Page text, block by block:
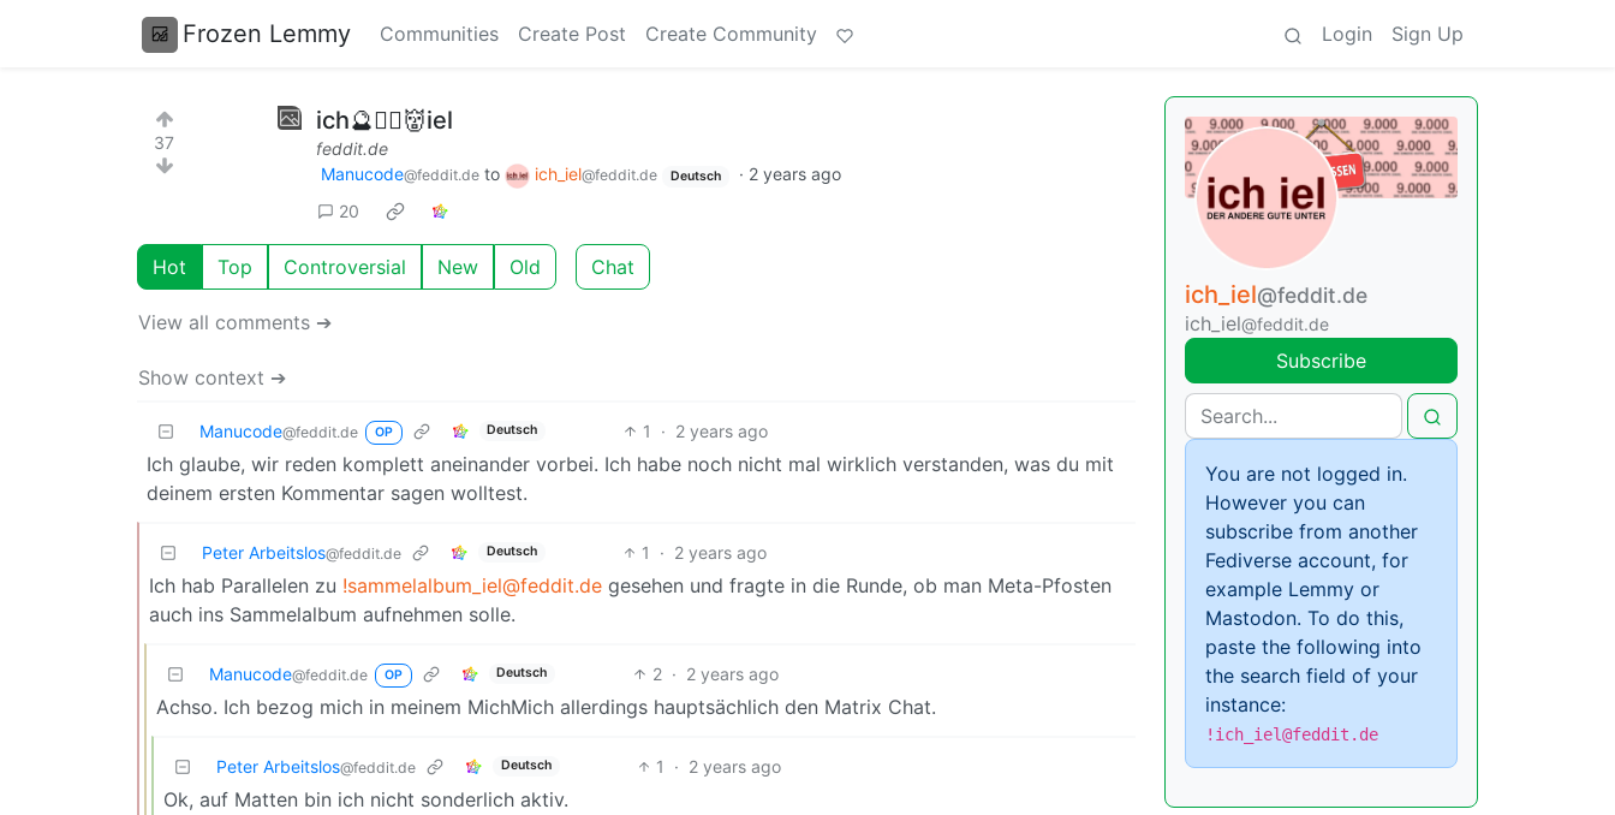
Frozen Lemmy Communities Create Post Create Community Login Sign Up
37
ich🔮🧙‍♀️👹iel
feddit.de
Manucode@feddit.de to ich_iel@feddit.de Deutsch · 2 years ago
20
Hot Top Controversial New Old Chat
View all comments ➔
Show context ➔
Manucode@feddit.de OP Deutsch 1 · 2 years ago
Ich glaube, wir reden komplett aneinander vorbei. Ich habe noch nicht mal wirklich verstanden, was du mit
deinem ersten Kommentar sagen wolltest.
Peter Arbeitslos@feddit.de Deutsch 1 · 2 years ago
Ich hab Parallelen zu !sammelalbum_iel@feddit.de gesehen und fragte in die Runde, ob man Meta-Pfosten
auch ins Sammelalbum aufnehmen solle.
Manucode@feddit.de OP Deutsch 2 · 2 years ago
Achso. Ich bezog mich in meinem MichMich allerdings hauptsächlich den Matrix Chat.
Peter Arbeitslos@feddit.de Deutsch 1 · 2 years ago
Ok, auf Matten bin ich nicht sonderlich aktiv.
ich_iel@feddit.de
ich_iel@feddit.de
Subscribe
You are not logged in.
However you can
subscribe from another
Fediverse account, for
example Lemmy or
Mastodon. To do this,
paste the following into
the search field of your
instance:
!ich_iel@feddit.de